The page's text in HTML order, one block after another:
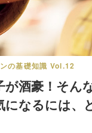
の基礎知識 Vol.12
酒豪！そん
になるには、